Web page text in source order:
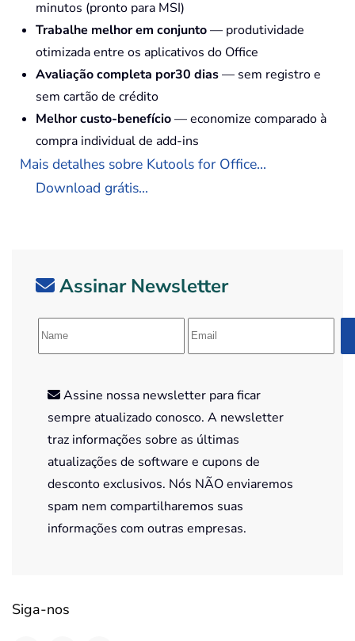
minutos (pronto para MSI)
Trabalhe melhor em conjunto— produtividade
otimizada entre os aplicativos do Office
Avaliação completa por30 dias— sem registro e
sem cartão de crédito
Melhor custo-benefício— economize comparado à
compra individual de add-ins
Mais detalhes sobre Kutools for Office...
Download grátis...
Assinar Newsletter
Assine nossa newsletter para ficar
sempre atualizado conosco. A newsletter
traz informações sobre as últimas
atualizações de software e cupons de
desconto exclusivos. Nós NÃO enviaremos
spam nem compartilharemos suas
informações com outras empresas.
Siga-nos